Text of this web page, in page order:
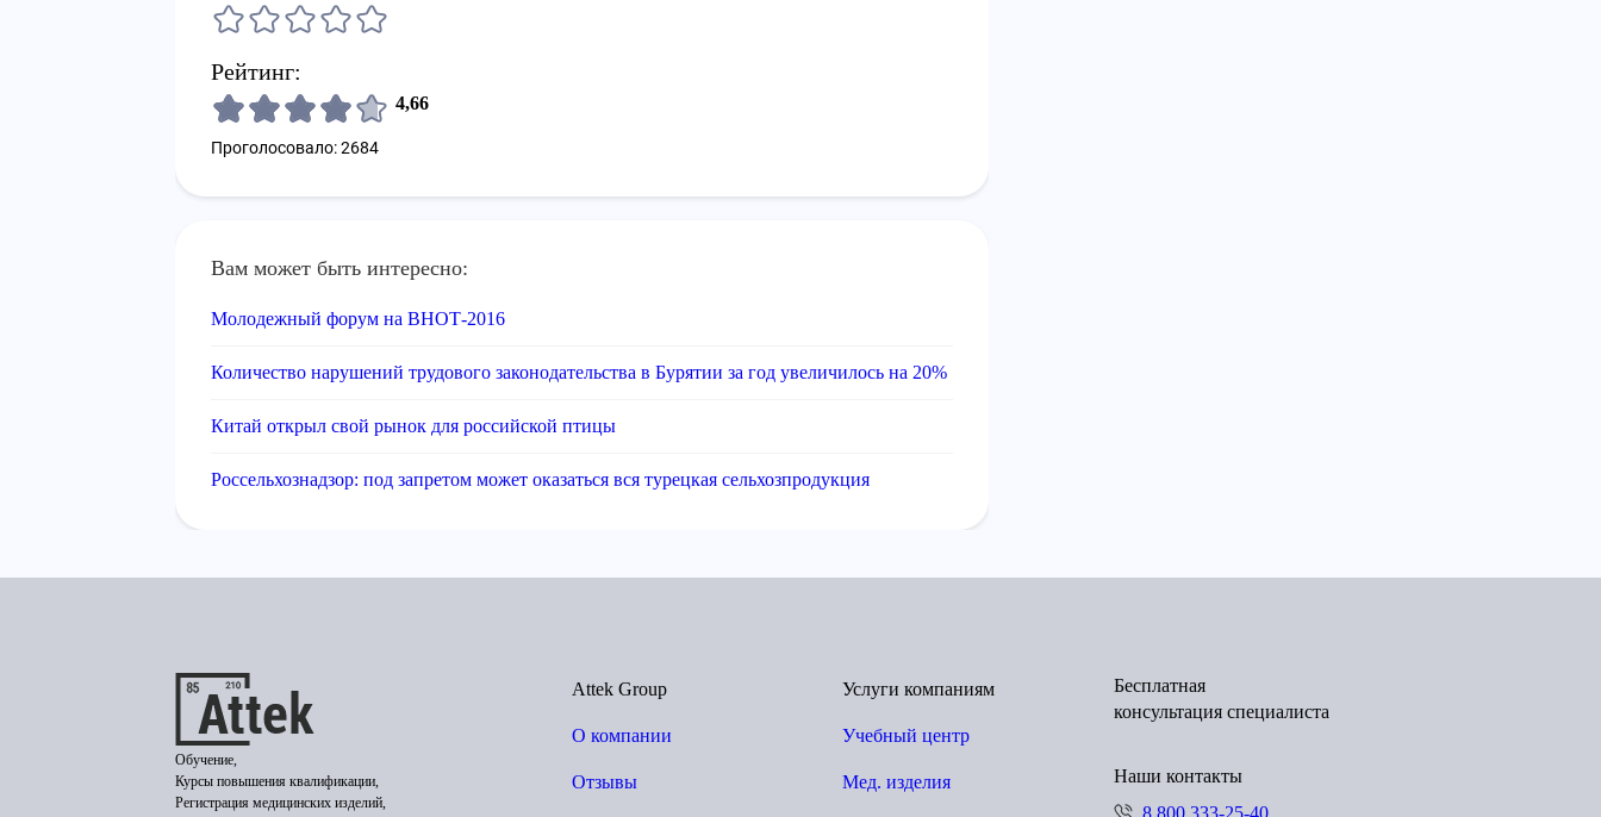
Рейтинг:
4,66
Проголосовало: 2684
Вам может быть интересно:
Молодежный форум на ВНОТ-2016
Количество нарушений трудового законодательства в Бурятии за год увеличилось на 20%
Китай открыл свой рынок для российской птицы
Россельхознадзор: под запретом может оказаться вся турецкая сельхозпродукция
Обучение,
Курсы повышения квалификации,
Регистрация медицинских изделий,
Attek Group
О компании
Отзывы
Услуги компаниям
Учебный центр
Мед. изделия
Бесплатная
консультация специалиста
Наши контакты
8 800 333-25-40